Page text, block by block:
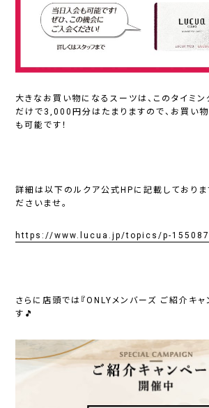
大きなお買い物になるスーツは、このタイミン
だけで3,000円分はたまりますので、お買い
も可能です！
詳細は以下のルクア公式HPに記載しておりま
ださいませ。
https://www.lucua.jp/topics/p-
さらに店頭では 『ONLYメンバーズ ご紹介キャ
す🎵